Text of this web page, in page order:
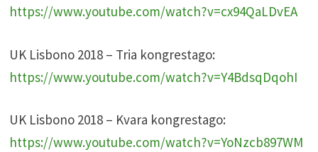
https://www.youtube.com/watch?v=cx94QaLDvEA
UK Lisbono 2018 – Tria kongrestago:
https://www.youtube.com/watch?v=Y4BdsqDqohI
UK Lisbono 2018 – Kvara kongrestago:
https://www.youtube.com/watch?v=YoNzcb897WM